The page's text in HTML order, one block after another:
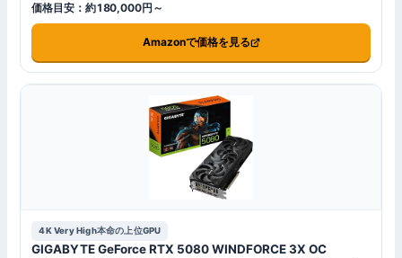
価格目安：約180,000円～
Amazonで価格を見る
4K Very High本命の上位GPU
GIGABYTE GeForce RTX 5080 WINDFORCE 3X OC